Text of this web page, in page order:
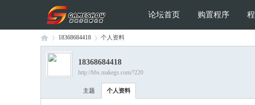
论坛首页 购置程序
›
18368684418 个人资料
18368684418
http://bbs.makegs.com/?220
主题 个人资料